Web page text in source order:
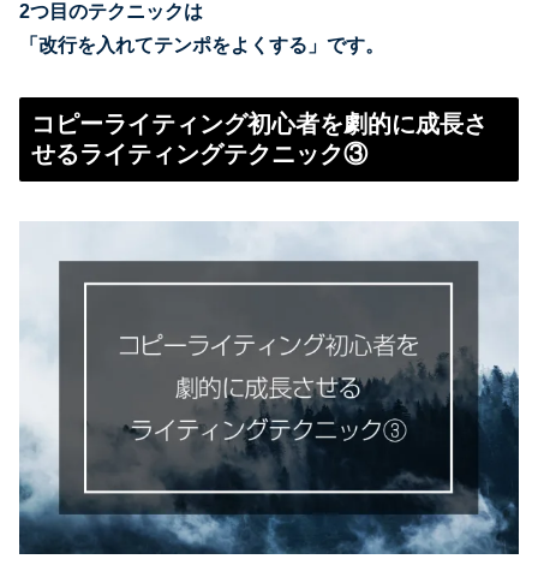
2つ目のテクニックは
「改行を入れてテンポをよくする」です。
コピーライティング初心者を劇的に成長さ
せるライティングテクニック③